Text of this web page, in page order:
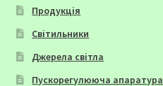
Продукція
Світильники
Джерела світла
Пускорегулююча апаратура